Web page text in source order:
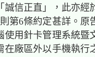
信正直」，此亦經
第6條約定甚詳。原
使用針卡管理系統暨
在廠區外以手機執行